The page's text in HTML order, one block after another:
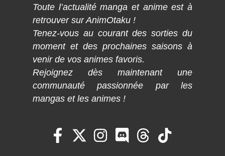
Toute l’actualité manga et anime est à
retrouver sur AnimOtaku !
Tenez-vous au courant des sorties du
moment et des prochaines saisons à
venir de vos animes favoris.
Rejoignez dès maintenant une
communauté passionnée par les
mangas et les animes !